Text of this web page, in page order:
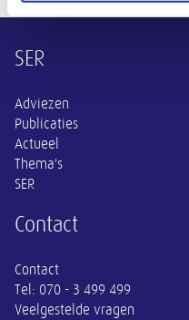
Overige informatie
SER
Adviezen
Publicaties
Actueel
Thema's
SER
Contact
Contact
Tel: 070 - 3 499 499
Veelgestelde vragen